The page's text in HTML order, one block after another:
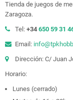
Tienda de juegos de
Zaragoza.
Tel: +34 650 59 31
Email:
Dirección: C/ Juan
Horario:
Lunes (cerrado)